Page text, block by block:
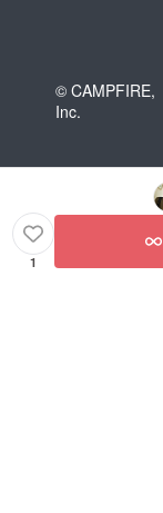
© CAMPFIRE,
Inc.
1